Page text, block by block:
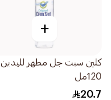
+
كلين سبت جل مطهر لليدين
120مل
20.7